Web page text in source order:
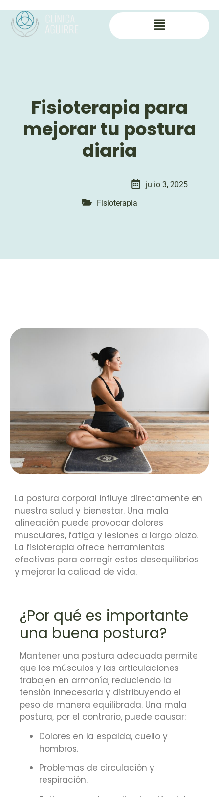
Fisioterapia para
mejorar tu postura
diaria
julio 3, 2025
Fisioterapia
La postura corporal influye directamente en
nuestra salud y bienestar. Una mala
alineación puede provocar dolores
musculares, fatiga y lesiones a largo plazo.
La fisioterapia ofrece herramientas
efectivas para corregir estos desequilibrios
y mejorar la calidad de vida.
¿Por qué es importante
una buena postura?
Mantener una postura adecuada permite
que los músculos y las articulaciones
trabajen en armonía, reduciendo la
tensión innecesaria y distribuyendo el
peso de manera equilibrada. Una mala
postura, por el contrario, puede causar:
Dolores en la espalda, cuello y
hombros.
Problemas de circulación y
respiración.